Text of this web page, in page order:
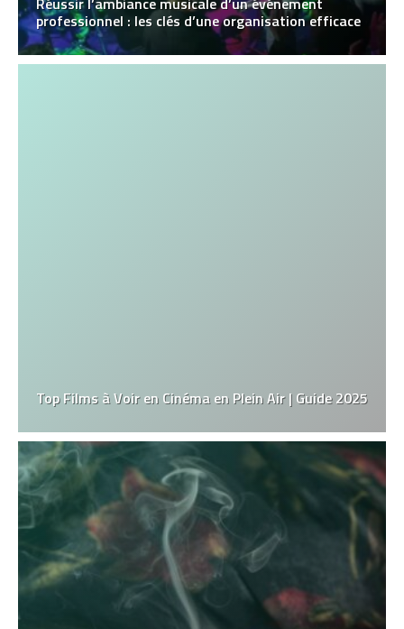
professionnel : les clés d’une organisation efficace
Top Films à Voir en Cinéma en Plein Air | Guide 2025